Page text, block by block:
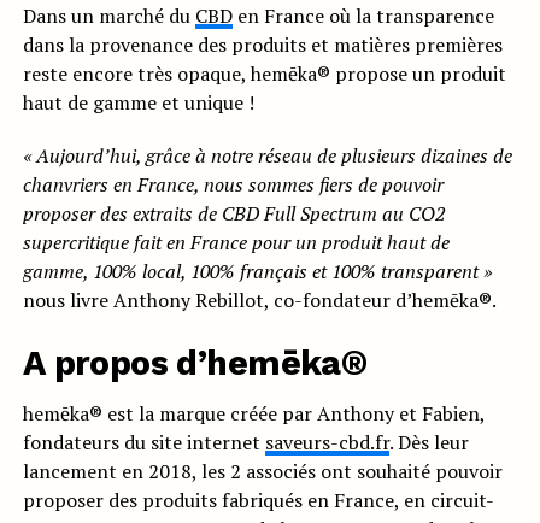
Dans un marché du CBDen France où la transparence
dans la provenance des produits et matières premières
reste encore très opaque, hemēka® propose un produit
haut de gamme et unique !
« Aujourd’hui, grâce à notre réseau de plusieurs dizaines de
chanvriers en France, nous sommes fiers de pouvoir
proposer des extraits de CBD Full Spectrum au CO2
supercritique fait en France pour un produit haut de
gamme, 100% local, 100% français et 100% transparent »
nous livre Anthony Rebillot, co-fondateur d’hemēka®.
A propos d’hemēka®
hemēka® est la marque créée par Anthony et Fabien,
fondateurs du site internet saveurs-cbd.fr. Dès leur
lancement en 2018, les 2 associés ont souhaité pouvoir
proposer des produits fabriqués en France, en circuit-